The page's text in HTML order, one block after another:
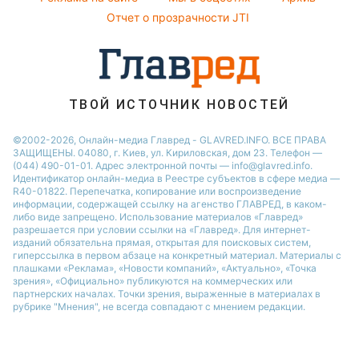
Новости Черкассы
Советы от Андре Тана
Отчет о прозрачности JTI
ТВОЙ ИСТОЧНИК НОВОСТЕЙ
©2002-2026, Онлайн-медиа Главред - GLAVRED.INFO. ВСЕ ПРАВА
ЗАЩИЩЕНЫ. 04080, г. Киев, ул. Кириловская, дом 23. Телефон —
(044) 490-01-01. Адрес электронной почты — info@glavred.info.
Идентификатор онлайн-медиа в Реестре cубъектов в сфере медиа —
R40-01822. Перепечатка, копирование или воспроизведение
информации, содержащей ссылку на агенство ГЛАВРЕД, в каком-
либо виде запрещено. Использование материалов «Главред»
разрешается при условии ссылки на «Главред». Для интернет-
изданий обязательна прямая, открытая для поисковых систем,
гиперссылка в первом абзаце на конкретный материал. Материалы с
плашками «Реклама», «Новости компаний», «Актуально», «Точка
зрения», «Официально» публикуются на коммерческих или
партнерских началах. Точки зрения, выраженные в материалах в
рубрике "Мнения", не всегда совпадают с мнением редакции.